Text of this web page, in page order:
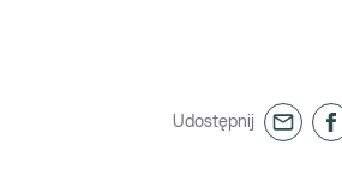
Udostępnij